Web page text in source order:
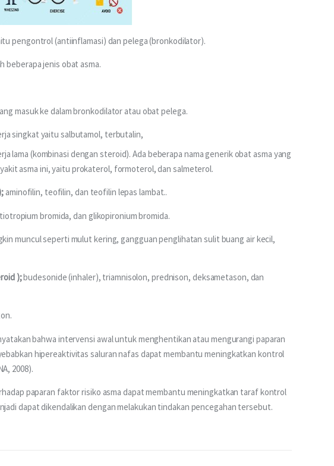
pengontrol (antiinflamasi) dan pelega (bronkodilator).
beberapa jenis obat asma.
masuk ke dalam bronkodilator atau obat pelega.
singkat yaitu salbutamol, terbutalin,
lama (kombinasi dengan steroid). Ada beberapa nama generik obat asma yang
asma ini, yaitu prokaterol, formoterol, dan salmeterol.
aminofilin, teofilin, dan teofilin lepas lambat..
bromida, dan glikopironium bromida.
muncul seperti mulut kering, gangguan penglihatan sulit buang air kecil,
); budesonide (inhaler), triamnisolon, prednison, deksametason, dan
bahwa intervensi awal untuk menghentikan atau mengurangi paparan
hipereaktivitas saluran nafas dapat membantu meningkatkan kontrol
2008).
paparan faktor risiko asma dapat membantu meningkatkan taraf kontrol
dapat dikendalikan dengan melakukan tindakan pencegahan tersebut.